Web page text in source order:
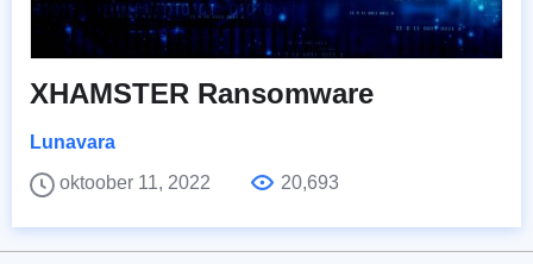
XHAMSTER Ransomware
Lunavara
oktoober 11, 2022
20,693